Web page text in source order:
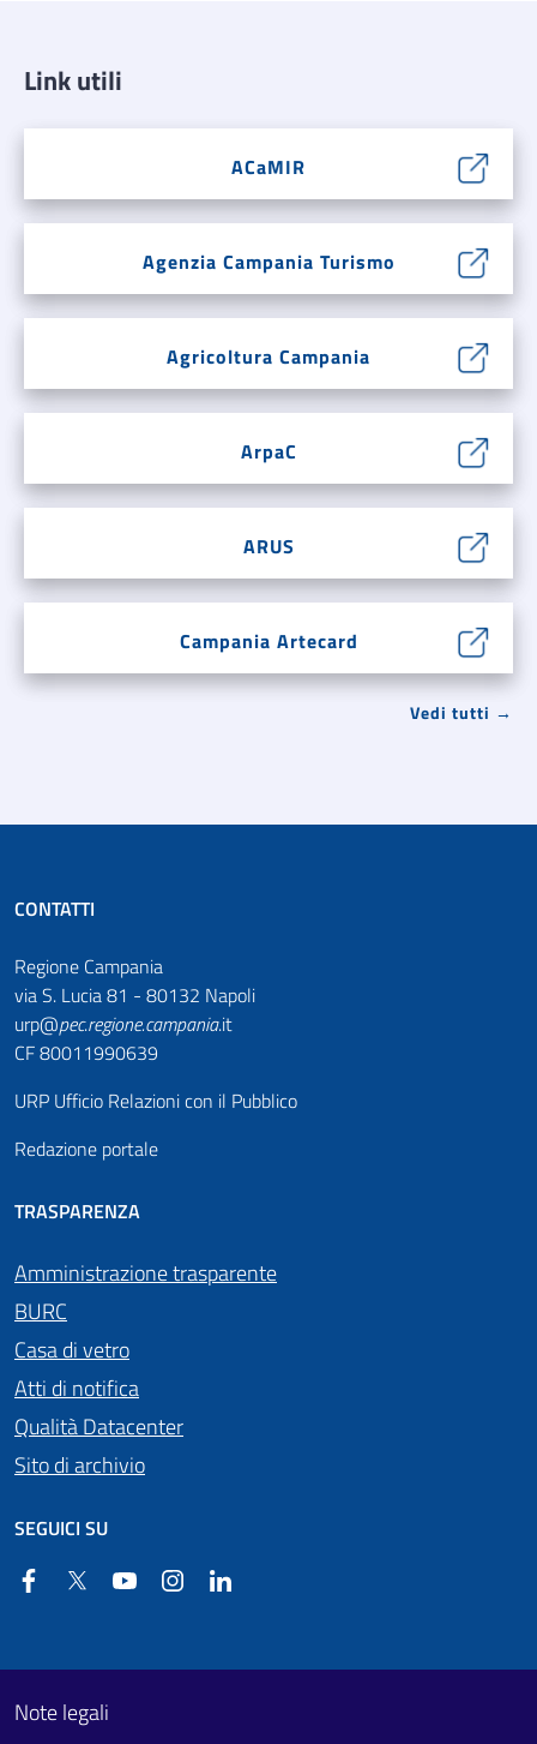
Link utili
ACaMIR
Agenzia Campania Turismo
Agricoltura Campania
ArpaC
ARUS
Campania Artecard
Vedi tutti →
CONTATTI
Regione Campania
via S. Lucia 81 - 80132 Napoli
urp@pec.regione.campania.it
CF 80011990639
URP Ufficio Relazioni con il Pubblico
Redazione portale
TRASPARENZA
Amministrazione trasparente
BURC
Casa di vetro
Atti di notifica
Qualità Datacenter
Sito di archivio
SEGUICI SU
FacebookTwitter YouTube Instagram
Footer First
Useful links section
Note legali